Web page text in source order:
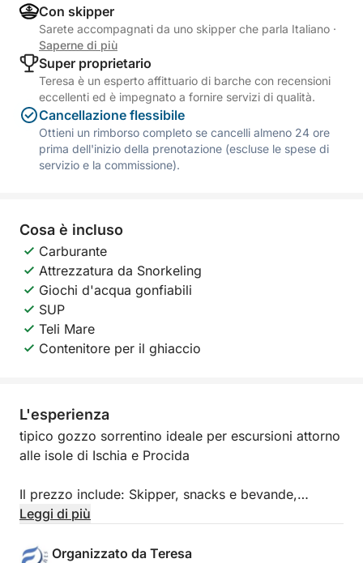
Con skipper
Sarete accompagnati da uno skipper che parla Italiano ·
Saperne di più
Super proprietario
Teresa è un esperto affittuario di barche con recensioni
eccellenti ed è impegnato a fornire servizi di qualità.
Cancellazione flessibile
Ottieni un rimborso completo se cancelli almeno 24 ore
prima dell'inizio della prenotazione (escluse le spese di
servizio e la commissione).
Cosa è incluso
Carburante
Attrezzatura da Snorkeling
Giochi d'acqua gonfiabili
SUP
Teli Mare
Contenitore per il ghiaccio
L'esperienza
tipico gozzo sorrentino ideale per escursioni attorno
alle isole di Ischia e Procida
Il prezzo include: Skipper, snacks e bevande,
Carburante (imbarco da Casamicciola)
Per imbarco da altri porti dell'isola ci sarà un
Leggi di più
Organizzato da Teresa